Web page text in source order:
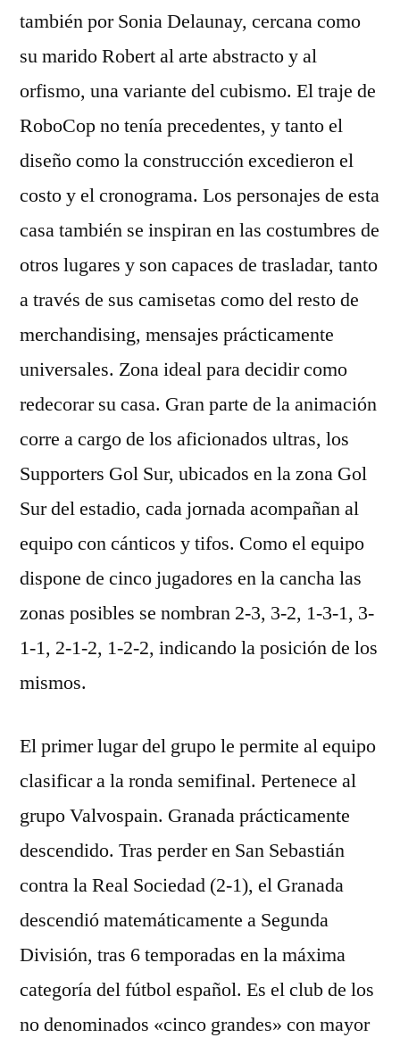
también por Sonia Delaunay, cercana como
su marido Robert al arte abstracto y al
orfismo, una variante del cubismo. El traje de
RoboCop no tenía precedentes, y tanto el
diseño como la construcción excedieron el
costo y el cronograma. Los personajes de esta
casa también se inspiran en las costumbres de
otros lugares y son capaces de trasladar, tanto
a través de sus camisetas como del resto de
merchandising, mensajes prácticamente
universales. Zona ideal para decidir como
redecorar su casa. Gran parte de la animación
corre a cargo de los aficionados ultras, los
Supporters Gol Sur, ubicados en la zona Gol
Sur del estadio, cada jornada acompañan al
equipo con cánticos y tifos. Como el equipo
dispone de cinco jugadores en la cancha las
zonas posibles se nombran 2-3, 3-2, 1-3-1, 3-
1-1, 2-1-2, 1-2-2, indicando la posición de los
mismos.
El primer lugar del grupo le permite al equipo
clasificar a la ronda semifinal. Pertenece al
grupo Valvospain. Granada prácticamente
descendido. Tras perder en San Sebastián
contra la Real Sociedad (2-1), el Granada
descendió matemáticamente a Segunda
División, tras 6 temporadas en la máxima
categoría del fútbol español. Es el club de los
no denominados «cinco grandes» con mayor